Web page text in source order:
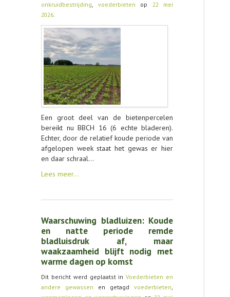
onkruidbestrijding, voederbieten op 22 mei
2026.
Een groot deel van de bietenpercelen
bereikt nu BBCH 16 (6 echte bladeren).
Echter, door de relatief koude periode van
afgelopen week staat het gewas er hier
en daar schraal…
Lees meer…
Waarschuwing bladluizen: Koude
en natte periode remde
bladluisdruk af, maar
waakzaamheid blijft nodig met
warme dagen op komst
Dit bericht werd geplaatst inVoederbieten en
andere gewassen en getagd voederbieten,